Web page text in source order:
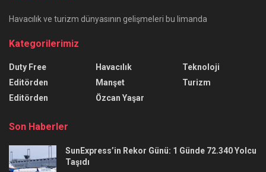
Havacılık ve turizm dünyasının gelişmeleri bu limanda
Kategorilerimiz
Duty Free
Editörden
Editörden
Havacılık
Manşet
Özcan Yaşar
Teknoloji
Turizm
Son Haberler
SunExpress’in Rekor Günü: 1 Günde 72.340 Yolcu
Taşıdı